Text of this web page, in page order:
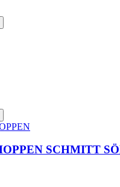
SCHMITT